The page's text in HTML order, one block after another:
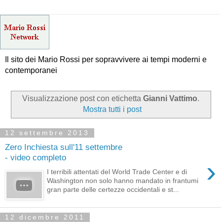
Il sito dei Mario Rossi per sopravvivere ai tempi moderni e
contemporanei
Visualizzazione post con etichetta Gianni Vattimo.
Mostra tutti i post
12 settembre 2013
Zero Inchiesta sull'11 settembre
- video completo
›
I terribili attentati del World Trade Center e di
Washington non solo hanno mandato in frantumi
gran parte delle certezze occidentali e st...
12 dicembre 2011